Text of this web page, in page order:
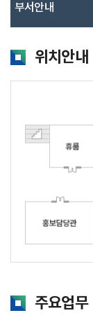
부서안내
위치안내
주요업무